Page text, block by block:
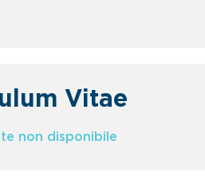
Vitae
non disponibile